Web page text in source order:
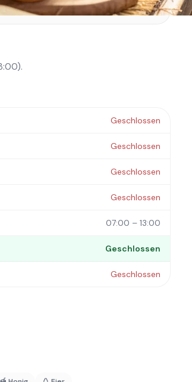
Händler
Geschlossen
Geschlossen
Geschlossen
Geschlossen
07:00 – 13:00
Geschlossen
Geschlossen